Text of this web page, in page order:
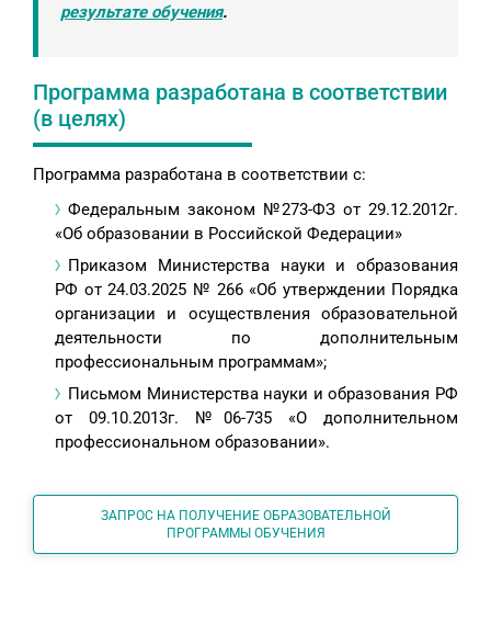
результате обучения.
Программа разработана в соответствии
(в целях)
Программа разработана в соответствии с:
Федеральным законом №273-ФЗ от 29.12.2012г.
«Об образовании в Российской Федерации»
Приказом Министерства науки и образования
РФ от 24.03.2025 № 266 «Об утверждении Порядка
организации и осуществления образовательной
деятельности по дополнительным
профессиональным программам»;
Письмом Министерства науки и образования РФ
от 09.10.2013г. №06-735 «О дополнительном
профессиональном образовании».
ЗАПРОС НА ПОЛУЧЕНИЕ ОБРАЗОВАТЕЛЬНОЙ
ПРОГРАММЫ ОБУЧЕНИЯ